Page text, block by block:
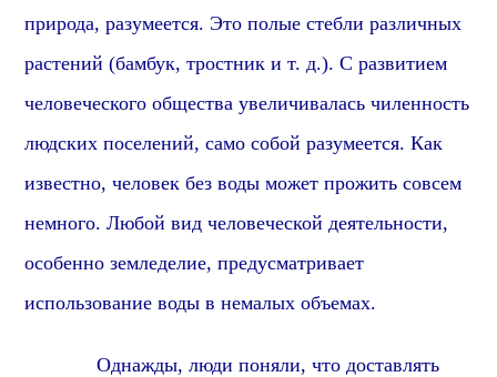
природа,разумеется. Это полые стебли различных
растений (бамбук, тростник и т. д.). С развитием
человеческого общества увеличивалась чиленность
людских поселений,само собой разумеется. Как
известно, человек без воды может прожить совсем
немного. Любой вид человеческой деятельности,
особенно земледелие, предусматривает
использование воды в немалых объемах.
Однажды, люди поняли, что доставлять